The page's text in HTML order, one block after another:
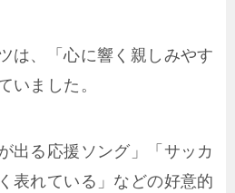
は、「心に響く親しみやす
いました。
出る応援ソング」「サッカ
表れている」などの好意的